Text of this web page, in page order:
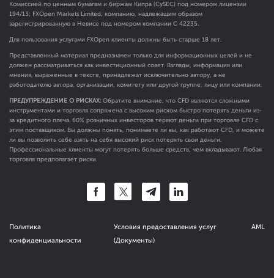
Комиссией по ценным бумагам и биржам Кипра (CySEC) под номером лицензии
194/13; FXOpen Markets Limited, компанию, надлежащим образом
зарегистрированную в Невисе под номером компании C 42235.
Для пользования услугами FXOpen клиенты должны быть старше 18 лет.
Представленный материал предназначен только для информационных целей и не
должен рассматриваться как инвестиционный совет. Взгляды, информация или
мнения, выраженные в тексте, принадлежат исключительно автору, а не
работодателю автора, организации, комитету или другой группе, лицу или компании.
ПРЕДУПРЕЖДЕНИЕ О РИСКАХ: Обратите внимание, что CFD являются сложными
инструментами и торговля сопряжена с высоким риском быстро потерять деньги из-
за кредитного плеча. 60% розничных инвесторов теряют деньги при торговле CFD с
этим поставщиком. Вы должны понять, понимаете ли вы, как работают CFD, и можете
ли вы позволить себе взять на себя высокий риск потерять свои деньги.
Профессиональные клиенты могут потерять больше средств, чем вкладывают. Любая
торговля предполагает риски.
Политика
конфиденциальности
Условия предоставления услуг
(Документы)
AML